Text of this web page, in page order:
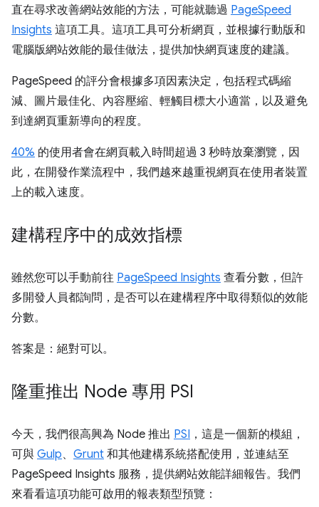
直在尋求改善網站效能的方法，可能就聽過 PageSpeed
Insights 這項工具。這項工具可分析網頁，並根據行動版和
電腦版網站效能的最佳做法，提供加快網頁速度的建議。
PageSpeed 的評分會根據多項因素決定，包括程式碼縮
減、圖片最佳化、內容壓縮、輕觸目標大小適當，以及避免
到達網頁重新導向的程度。
40% 的使用者會在網頁載入時間超過 3 秒時放棄瀏覽，因
此，在開發作業流程中，我們越來越重視網頁在使用者裝置
上的載入速度。
建構程序中的成效指標
雖然您可以手動前往 PageSpeed Insights 查看分數，但許
多開發人員都詢問，是否可以在建構程序中取得類似的效能
分數。
答案是：絕對可以。
隆重推出 Node 專用 PSI
今天，我們很高興為 Node 推出 PSI ，這是一個新的模組，
可與 Gulp、 Grunt 和其他建構系統搭配使用，並連結至
PageSpeed Insights 服務，提供網站效能詳細報告。我們
來看看這項功能可啟用的報表類型預覽：